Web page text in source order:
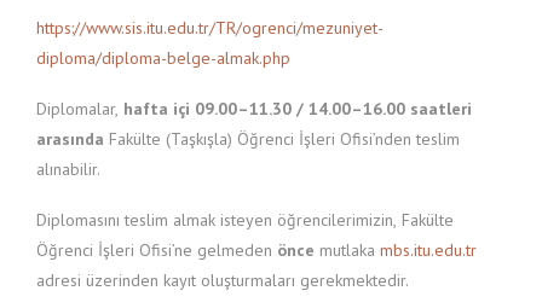
https://www.sis.itu.edu.tr/TR/ogrenci/mezuniyet-
diploma/diploma-belge-almak.php
Diplomalar, hafta içi 09.00–11.30 / 14.00–16.00 saatleri
arasında Fakülte (Taşkışla) Öğrenci İşleri Ofisi’nden teslim
alınabilir.
Diplomasını teslim almak isteyen öğrencilerimizin, Fakülte
Öğrenci İşleri Ofisi’ne gelmeden önce mutlaka mbs.itu.edu.tr
adresi üzerinden kayıt oluşturmaları gerekmektedir.